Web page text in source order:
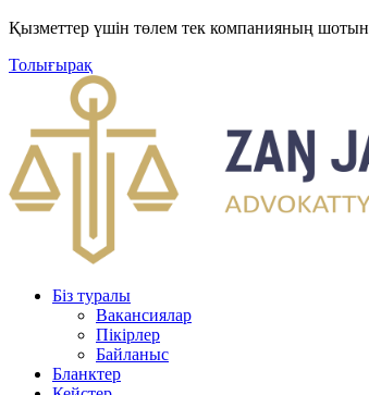
Қызметтер үшін төлем тек компанияның
Толығырақ
Біз туралы
Вакансиялар
Пікірлер
Байланыс
Бланктер